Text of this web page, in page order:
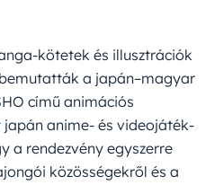
kötetek és illusztrációk
a japán–magyar
című animációs
anime- és videojáték-
a rendezvény egyszerre
közösségekről és a